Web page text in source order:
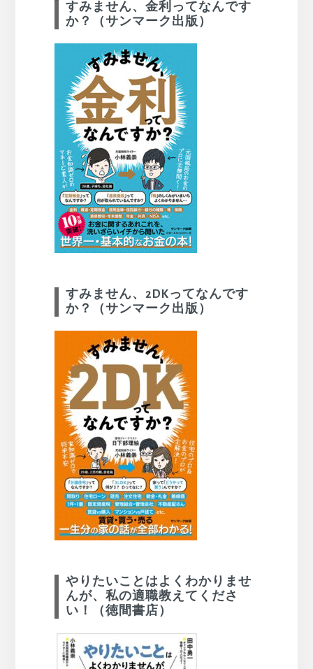
すみません、金利ってなんです
か？（サンマーク出版）
すみません、2DKってなんです
か？（サンマーク出版）
やりたいことはよくわかりませ
んが、私の適職教えてくださ
い！（徳間書店）